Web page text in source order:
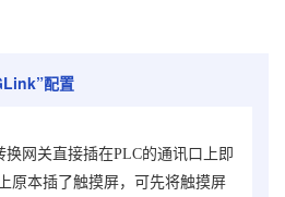
”配置
换网关 直接插在PLC的通讯口上即
原本插了触摸屏，可先将触摸屏